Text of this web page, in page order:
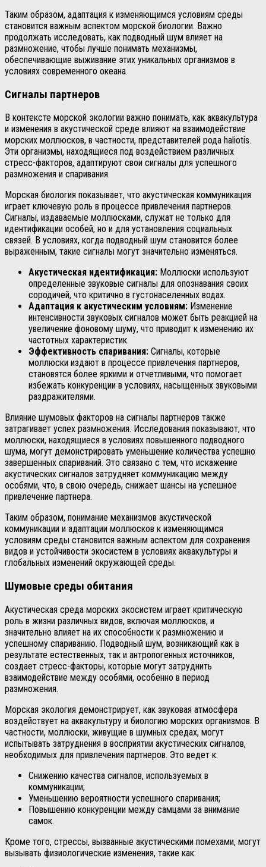
Таким образом, адаптация к изменяющимся условиям среды
становится важным аспектом морской биологии. Важно
продолжать исследовать, как подводный шум влияет на
размножение, чтобы лучше понимать механизмы,
обеспечивающие выживание этих уникальных организмов в
условиях современного океана.
Сигналы партнеров
В контексте морской экологии важно понимать, как аквакультура
и изменения в акустической среде влияют на взаимодействие
морских моллюсков, в частности, представителей рода haliotis.
Эти организмы, находящиеся под воздействием различных
стресс-факторов, адаптируют свои сигналы для успешного
размножения и спаривания.
Морская биология показывает, что акустическая коммуникация
играет ключевую роль в процессе привлечения партнеров.
Сигналы, издаваемые моллюсками, служат не только для
идентификации особей, но и для установления социальных
связей. В условиях, когда подводный шум становится более
выраженным, такие сигналы могут значительно изменяться.
Акустическая идентификация: Моллюски используют
определенные звуковые сигналы для опознавания своих
сородичей, что критично в густонаселенных водах.
Адаптация к акустическим условиям: Изменение
интенсивности звуковых сигналов может быть реакцией на
увеличение фоновому шуму, что приводит к изменению их
частотных характеристик.
Эффективность спаривания: Сигналы, которые
моллюски издают в процессе привлечения партнеров,
становятся более яркими и отчетливыми, что помогает
избежать конкуренции в условиях, насыщенных звуковыми
раздражителями.
Влияние шумовых факторов на сигналы партнеров также
затрагивает успех размножения. Исследования показывают, что
моллюски, находящиеся в условиях повышенного подводного
шума, могут демонстрировать уменьшение количества успешно
завершенных спариваний. Это связано с тем, что искажение
акустических сигналов затрудняет коммуникацию между
особями, что, в свою очередь, снижает шансы на успешное
привлечение партнера.
Таким образом, понимание механизмов акустической
коммуникации и адаптации моллюсков к изменяющимся
условиям среды становится важным аспектом для сохранения
видов и устойчивости экосистем в условиях аквакультуры и
глобальных изменений окружающей среды.
Шумовые среды обитания
Акустическая среда морских экосистем играет критическую
роль в жизни различных видов, включая моллюсков, и
значительно влияет на их способности к размножению и
успешному спариванию. Подводный шум, возникающий как в
результате естественных, так и антропогенных источников,
создает стресс-факторы, которые могут затруднить
взаимодействие между особями, особенно в период
размножения.
Морская экология демонстрирует, как звуковая атмосфера
воздействует на аквакультуру и биологию морских организмов. В
частности, моллюски, живущие в шумных средах, могут
испытывать затруднения в восприятии акустических сигналов,
необходимых для привлечения партнеров. Это ведет к:
Снижению качества сигналов, используемых в
коммуникации;
Уменьшению вероятности успешного спаривания;
Повышению конкуренции между самцами за внимание
самок.
Кроме того, стрессы, вызванные акустическими помехами, могут
вызывать физиологические изменения, такие как: